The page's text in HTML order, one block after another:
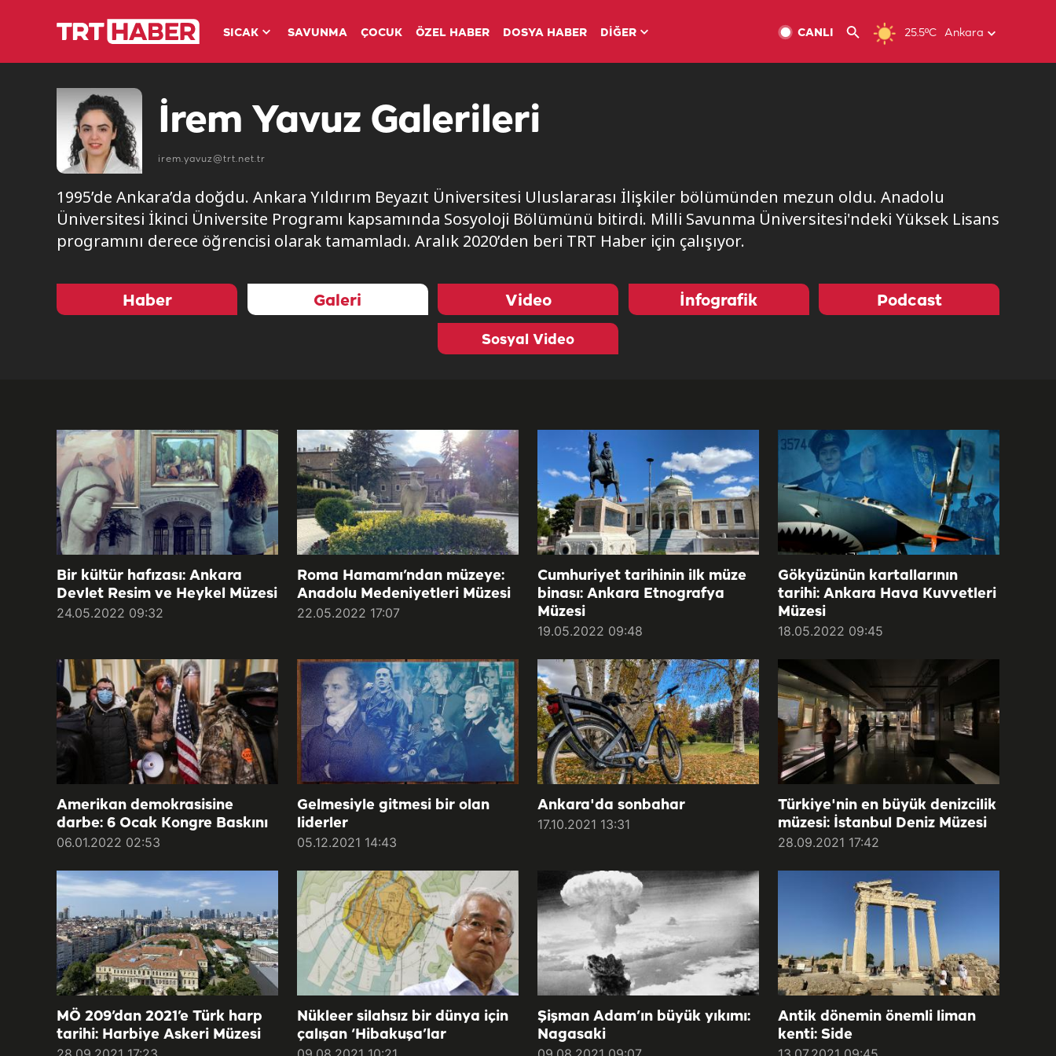
SICAK SAVUNMA ÇOCUK ÖZEL HABER DOSYA HABER DİĞER 25.5ºC Ankara
CANLI
İrem Yavuz Galerileri
irem.yavuz@trt.net.tr
1995’de Ankara’da doğdu. Ankara Yıldırım Beyazıt Üniversitesi Uluslararası İlişkiler bölümünden mezun oldu. Anadolu
Üniversitesi İkinci Üniversite Programı kapsamında Sosyoloji Bölümünü bitirdi. Milli Savunma Üniversitesi'ndeki Yüksek Lisans
programını derece öğrencisi olarak tamamladı. Aralık 2020’den beri TRT Haber için çalışıyor.
Haber Galeri Video
Sosyal Video
İnfografik Podcast
Bir kültür hafızası: Ankara
Devlet Resim ve Heykel Müzesi
24.05.2022 09:32
Roma Hamamı’ndan müzeye:
Anadolu Medeniyetleri Müzesi
22.05.2022 17:07
Cumhuriyet tarihinin ilk müze
binası: Ankara Etnografya
Müzesi
19.05.2022 09:48
Gökyüzünün kartallarının
tarihi: Ankara Hava Kuvvetleri
Müzesi
18.05.2022 09:45
Amerikan demokrasisine
darbe: 6 Ocak Kongre Baskını
06.01.2022 02:53
Gelmesiyle gitmesi bir olan
liderler
05.12.2021 14:43
Ankara'da sonbahar
17.10.2021 13:31
Türkiye'nin en büyük denizcilik
müzesi: İstanbul Deniz Müzesi
28.09.2021 17:42
MÖ 209’dan 2021’e Türk harp
tarihi: Harbiye Askeri Müzesi
Nükleer silahsız bir dünya için
çalışan ‘Hibakuşa’lar
Şişman Adam’ın büyük yıkımı:
Nagasaki
Antik dönemin önemli liman
kenti: Side